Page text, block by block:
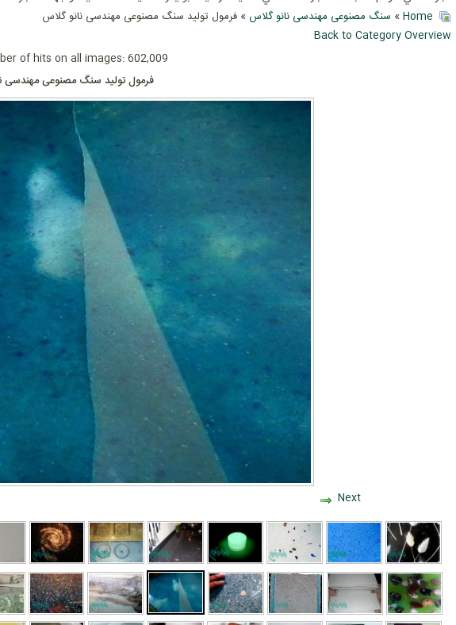
Home
» سنگ مصنوعی مهندسی نانو گلاس » فرمول تولید سنگ مصنوعی مهندسی نانو گلاس
Back to Category Overview
of hits on all images: 602,009
فرمول تولید سنگ مصنوعی مهندسی
Next